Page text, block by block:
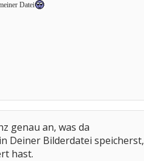
Datei
genau an, was da
Deiner Bilderdatei speicherst,
hast.